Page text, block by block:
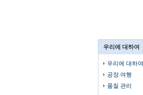
우리에 대하여
우리에 대하여
공장 여행
품질 관리